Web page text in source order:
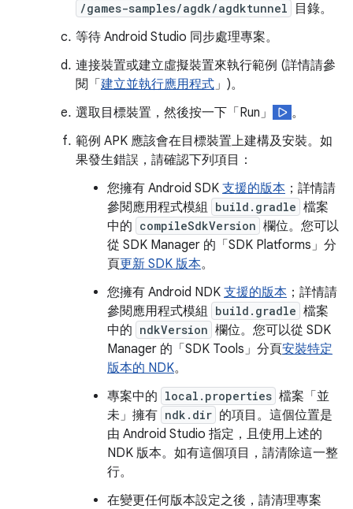
/games-samples/agdk/agdktunnel
目錄。
等待 Android Studio 同步處理專案。
連接裝置或建立虛擬裝置來執行範例 (詳情請參
閱「 建立並執行應用程式」)。
選取目標裝置，然後按一下「Run」
。
範例 APK 應該會在目標裝置上建構及安裝。如
果發生錯誤，請確認下列項目：
您擁有 Android SDK 支援的版本 ；詳情請
參閱應用程式模組 build.gradle 檔案
中的 compileSdkVersion 欄位。您可以
從 SDK Manager 的「SDK Platforms」 分
頁更新 SDK 版本。
您擁有 Android NDK 支援的版本 ；詳情請
參閱應用程式模組 build.gradle 檔案
中的 ndkVersion 欄位。您可以從 SDK
Manager 的「SDK Tools」 分頁安裝特定
版本的 NDK。
專案中的 local.properties 檔案「並
未」 擁有 ndk.dir 的項目。這個位置是
由 Android Studio 指定，且使用上述的
NDK 版本。如有這個項目，請清除這一整
行。
在變更任何版本設定之後，請清理專案